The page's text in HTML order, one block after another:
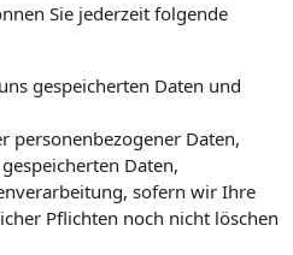
Sie jederzeit folgende
gespeicherten Daten und
personenbezogener Daten,
Daten,
sofern wir Ihre
Pflichten noch nicht löschen